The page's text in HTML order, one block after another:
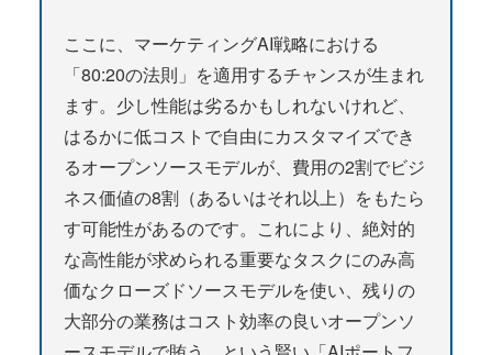
ここに、マーケティングAI戦略における
「80:20の法則」を適用するチャンスが生まれ
ます。少し性能は劣るかもしれないけれど、
はるかに低コストで自由にカスタマイズでき
るオープンソースモデルが、費用の2割でビジ
ネス価値の8割（あるいはそれ以上）をもたら
す可能性があるのです。これにより、絶対的
な高性能が求められる重要なタスクにのみ高
価なクローズドソースモデルを使い、残りの
大部分の業務はコスト効率の良いオープンソ